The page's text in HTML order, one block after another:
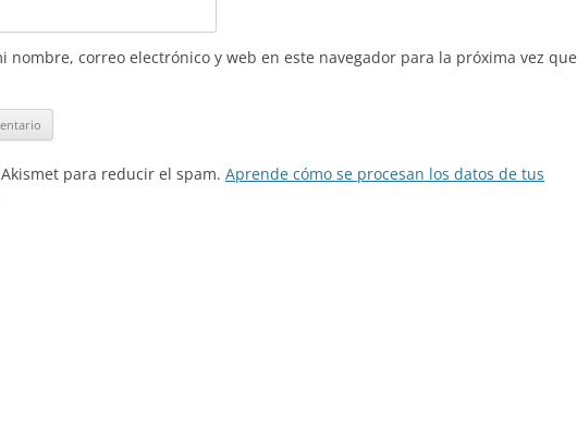
nombre, correo electrónico y web en este navegador para la próxima vez que
para reducir el spam. Aprende cómo se procesan los datos de tus